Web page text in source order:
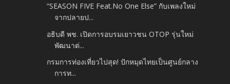
“SEASON FIVE Feat.No One Else” กับเพลงใหม่
จากปลายป...
อธิบดี พช. เปิดการอบรมเยาวชน OTOP รุ่นใหม่
พัฒนาต่...
กรมการท่องเที่ยวไปสุด! ปักหมุดไทยเป็นศูนย์กลาง
การท...